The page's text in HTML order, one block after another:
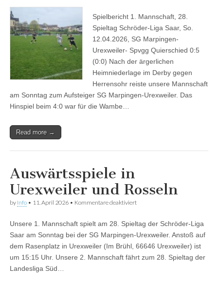
in
Urexweiler
Video)
Spielbericht 1. Mannschaft, 28.
Spieltag Schröder-Liga Saar, So.
12.04.2026, SG Marpingen-
Urexweiler- Spvgg Quierschied 0:5
(0:0) Nach der ärgerlichen
Heimniederlage im Derby gegen
Herrensohr reiste unsere Mannschaft
am Sonntag zum Aufsteiger SG Marpingen-Urexweiler. Das
Hinspiel beim 4:0 war für die Wambe…
Read more →
Auswärtsspiele in
Urexweiler und Rosseln
by Info • 11. April 2026 • Kommentare deaktiviertfür
Urexweiler
und
Unsere 1. Mannschaft spielt am 28. Spieltag der Schröder-Liga
Saar am Sonntag bei der SG Marpingen-Urexweiler. Anstoß auf
dem Rasenplatz in Urexweiler (Im Brühl, 66646 Urexweiler) ist
um 15:15 Uhr. Unsere 2. Mannschaft fährt zum 28. Spieltag der
Landesliga Süd…